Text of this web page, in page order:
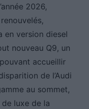
2026,
en version diesel
nouveau Q9, un
accueillir
de l’Audi
au sommet,
luxe de la